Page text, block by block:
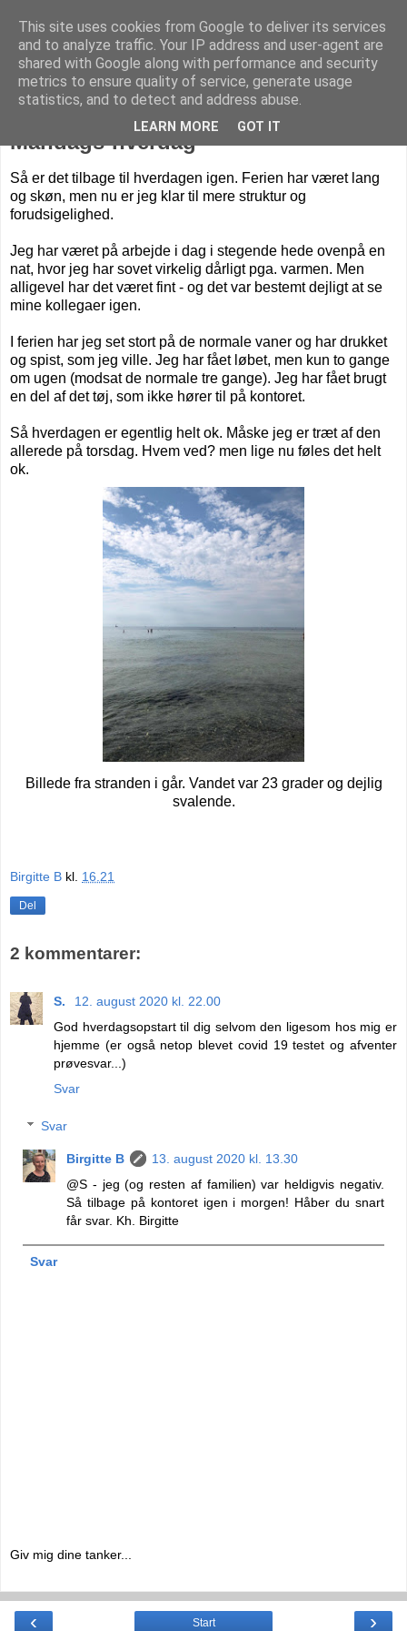
Livet på Vestegnen
Mandags-hverdag
Så er det tilbage til hverdagen igen. Ferien har været lang
og skøn, men nu er jeg klar til mere struktur og
forudsigelighed.
Jeg har været på arbejde i dag i stegende hede ovenpå en
nat, hvor jeg har sovet virkelig dårligt pga. varmen. Men
alligevel har det været fint - og det var bestemt dejligt at se
mine kollegaer igen.
I ferien har jeg set stort på de normale vaner og har drukket
og spist, som jeg ville. Jeg har fået løbet, men kun to gange
om ugen (modsat de normale tre gange). Jeg har fået brugt
en del af det tøj, som ikke hører til på kontoret.
Så hverdagen er egentlig helt ok. Måske jeg er træt af den
allerede på torsdag. Hvem ved? men lige nu føles det helt
ok.
Billede fra stranden i går. Vandet var 23 grader og dejlig
svalende.
Birgitte B kl. 16.21
Del
2 kommentarer:
S.
12. august 2020 kl. 22.00
God hverdagsopstart til dig selvom den ligesom hos mig er
hjemme (er også netop blevet covid 19 testet og afventer
prøvesvar...)
Svar
Svar
Birgitte B
13. august 2020 kl. 13.30
@S - jeg (og resten af familien) var heldigvis negativ.
Så tilbage på kontoret igen i morgen! Håber du snart
får svar. Kh. Birgitte
Svar
Giv mig dine tanker...
‹ ›
Start
This site uses cookies from Google to deliver its services
and to analyze traffic. Your IP address and user-agent are
shared with Google along with performance and security
metrics to ensure quality of service, generate usage
statistics, and to detect and address abuse.
LEARN MORE GOT IT